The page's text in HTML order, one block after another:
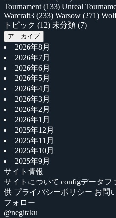
Tournament (133) Unreal
Warcraft3 (233) Warsow (271)
トピック (12) 未分類 (7)
アーカイブ
2026年8月
2026年7月
2026年6月
2026年5月
2026年4月
2026年3月
2026年2月
2026年1月
2025年12月
2025年11月
2025年10月
2025年9月
サイト情報
サイトについて configデータフ
供 プライバシーポリシー お問
フォロー
@negitaku